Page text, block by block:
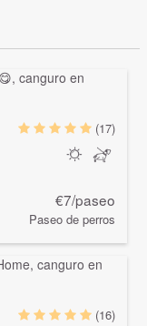
(17)
€7/paseo
Paseo de perros
(16)